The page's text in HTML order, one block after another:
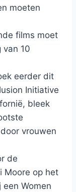
moeten
films moet
van 10
eerder dit
Initiative
bleek
vrouwen
de
Moore op het
Women